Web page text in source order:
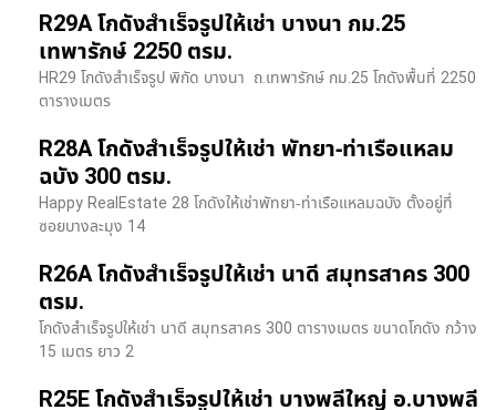
R29A โกดังสำเร็จรูปให้เช่า บางนา กม.25
เทพารักษ์ 2250 ตรม.
HR29 โกดังสำเร็จรูป พิกัด บางนา​ ถ.เทพารักษ์ กม.25 โกดังพื้นที่ 2250
ตารางเมตร
R28A โกดังสำเร็จรูปให้เช่า พัทยา-ท่าเรือแหลม
ฉบัง 300 ตรม.
Happy RealEstate 28 โกดังให้เช่าพัทยา-ท่าเรือแหลมฉบัง ตั้งอยู่ที่
ซอยบางละมุง 14
R26A โกดังสำเร็จรูปให้เช่า นาดี สมุทรสาคร 300
ตรม.
โกดังสำเร็จรูปให้เช่า นาดี สมุทรสาคร 300 ตารางเมตร ขนาดโกดัง กว้าง
15 เมตร ยาว 2
R25E โกดังสำเร็จรูปให้เช่า บางพลีใหญ่ อ.บางพลี